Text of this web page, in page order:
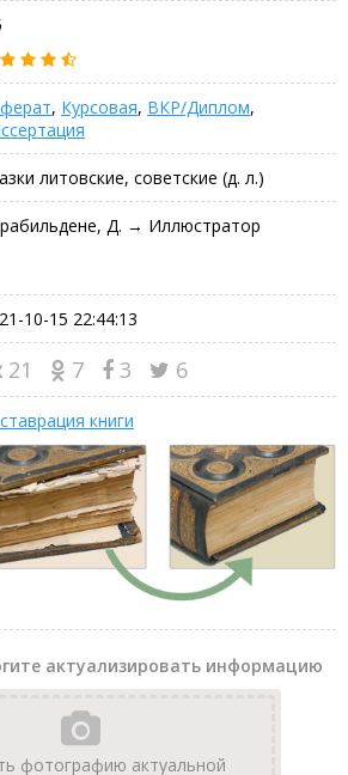
, Курсовая, ВКР/Диплом,
литовские, советские (д. л.)
Д. → Иллюстратор
10-15 22:44:13
21 7 3 6
книги
актуализировать информацию
фотографию актуальной